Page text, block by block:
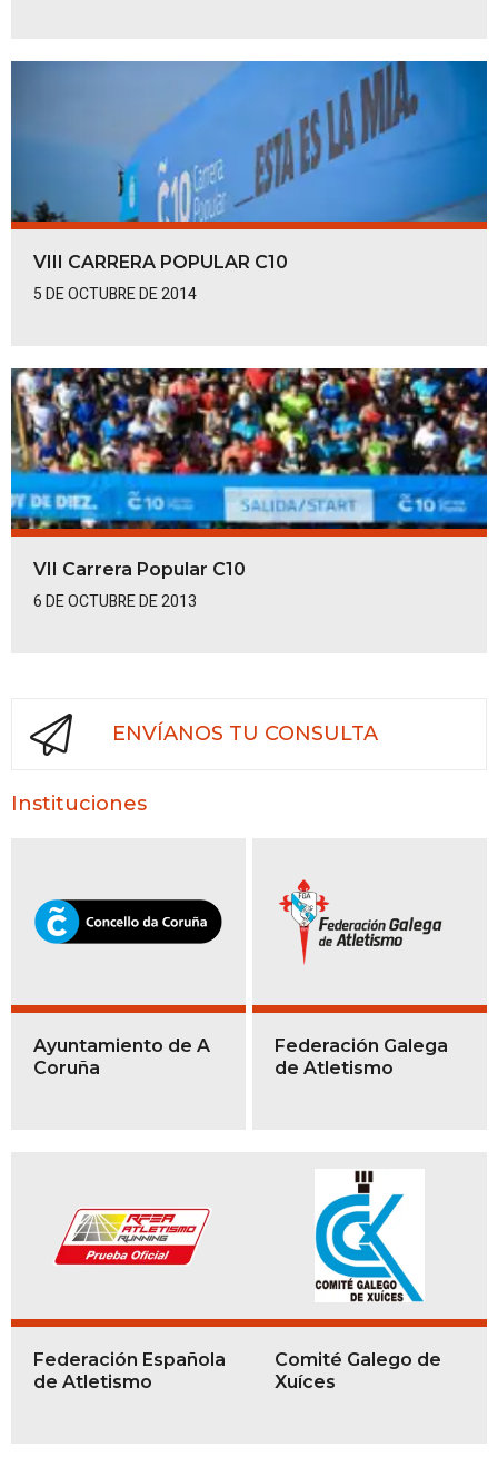
VIII CARRERA POPULAR C10
5 DE OCTUBRE DE 2014
VII Carrera Popular C10
6 DE OCTUBRE DE 2013
ENVÍANOS TU CONSULTA
Instituciones
Ayuntamiento de A
Coruña
Federación Galega
de Atletismo
Federación Española
de Atletismo
Comité Galego de
Xuíces